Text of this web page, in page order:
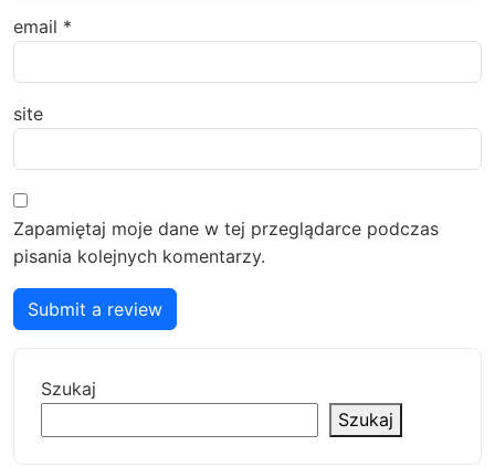
email *
site
Zapamiętaj moje dane w tej przeglądarce podczas
pisania kolejnych komentarzy.
Submit a review
Szukaj
Szukaj